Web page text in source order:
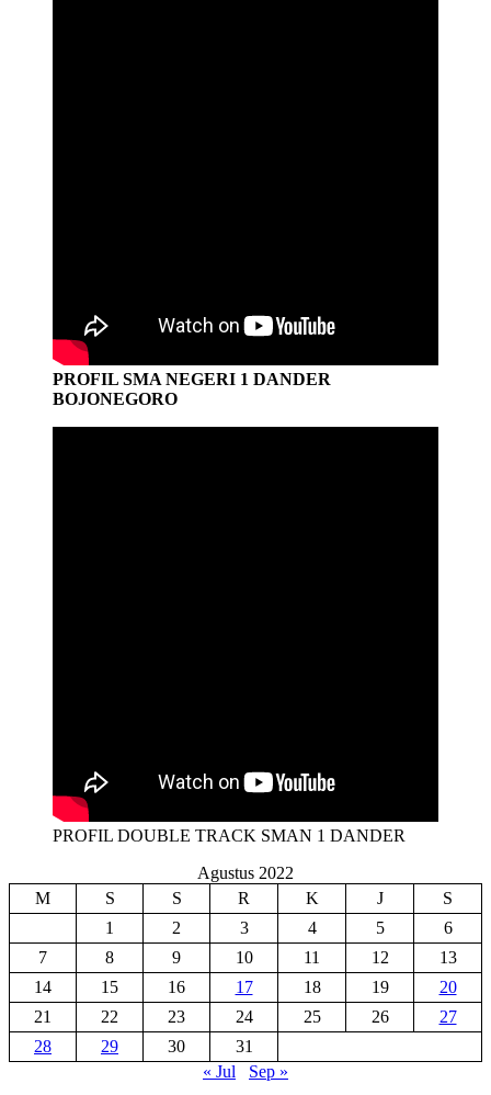
PROFIL SMA NEGERI 1 DANDER
BOJONEGORO
PROFIL DOUBLE TRACK SMAN 1 DANDER
Agustus 2022
M
S S R K J
S
1
2 3 4 5
6
7
8 9 10 11 12
13
14
15 16 17 18 19
20
21
22 23 24 25 26
27
28
29 30
31
« Jul
Sep »